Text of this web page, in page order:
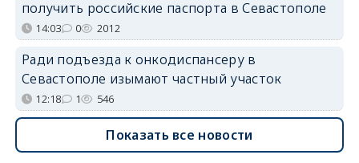
получить российские паспорта в Севастополе
14:03 0 2012
Ради подъезда к онкодиспансеру в
Севастополе изымают частный участок
12:18 1 546
Показать все новости